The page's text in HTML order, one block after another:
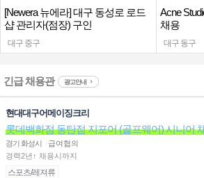
[Newera 뉴에라] 대구 동성로 로드
샵 관리자(점장) 구인
대구 중구
Acne
채용
대구 동구
긴급 채용관 광고안내
현대대구어메이징크리
롯데백화점 동탄점 지포어 (골프웨어) 시니어
경기 화성시
급여협의
경력2년↑ 채용시까지
스포츠/레져류